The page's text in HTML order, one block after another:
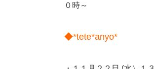
０時～
◆*tete*anyo*